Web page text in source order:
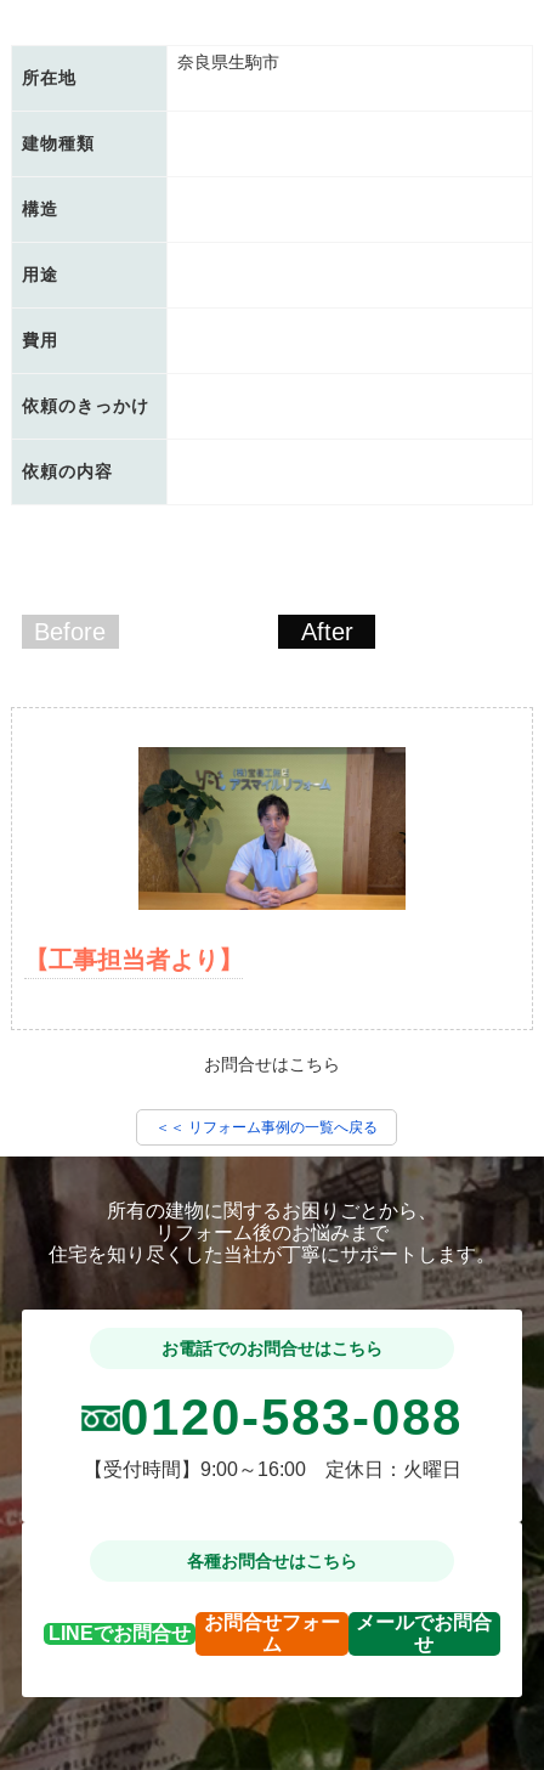
所在地
奈良県生駒市
建物種類
構造
用途
費用
依頼のきっかけ
依頼の内容
Before After
【工事担当者より】
お問合せはこちら
＜＜ リフォーム事例の一覧へ戻る
所有の建物に関するお困りごとから、
リフォーム後のお悩みまで
住宅を知り尽くした当社が丁寧にサポートします。
お電話でのお問合せはこちら
0120-583-088
【受付時間】9:00～16:00 定休日：火曜日
各種お問合せはこちら
LINEでお問合せ
お問合せフォー
ム
メールでお問合
せ